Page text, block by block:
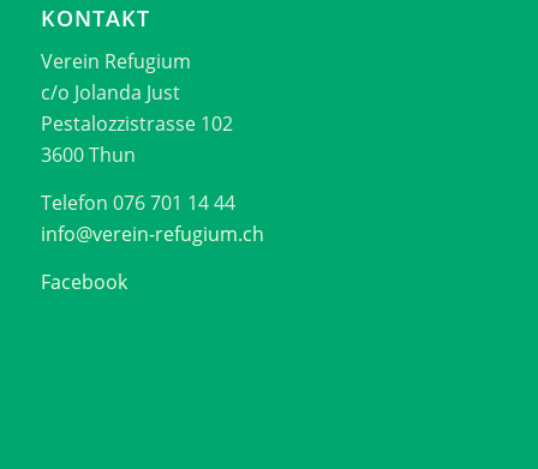
KONTAKT
Verein Refugium
c/o Jolanda Just
Pestalozzistrasse 102
3600 Thun
Telefon 076 701 14 44
info@verein-refugium.ch
Facebook